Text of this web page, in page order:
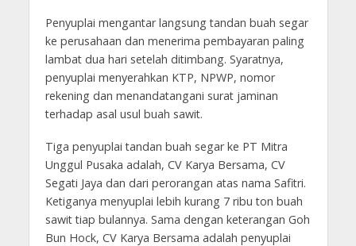
Penyuplai mengantar langsung tandan buah segar
ke perusahaan dan menerima pembayaran paling
lambat dua hari setelah ditimbang. Syaratnya,
penyuplai menyerahkan KTP, NPWP, nomor
rekening dan menandatangani surat jaminan
terhadap asal usul buah sawit.
Tiga penyuplai tandan buah segar ke PT Mitra
Unggul Pusaka adalah, CV Karya Bersama, CV
Segati Jaya dan dari perorangan atas nama Safitri.
Ketiganya menyuplai lebih kurang 7 ribu ton buah
sawit tiap bulannya. Sama dengan keterangan Goh
Bun Hock, CV Karya Bersama adalah penyuplai